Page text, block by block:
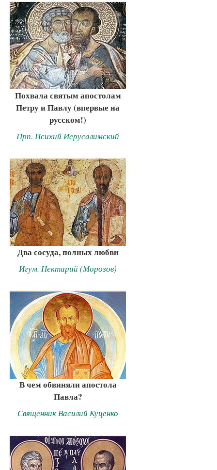
Похвала святым апостолам
Петру и Павлу (впервые на
русском!)
Прп. Исихий Иерусалимский
Два сосуда, полных любви
Игум. Нектарий (Морозов)
В чем обвиняли апостола
Павла?
Священник Василий Куценко